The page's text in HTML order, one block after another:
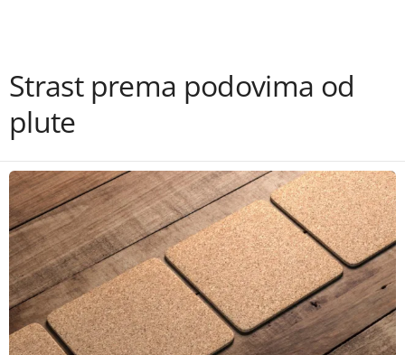
Strast prema podovima od
plute